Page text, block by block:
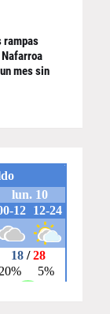
rampas
mes sin